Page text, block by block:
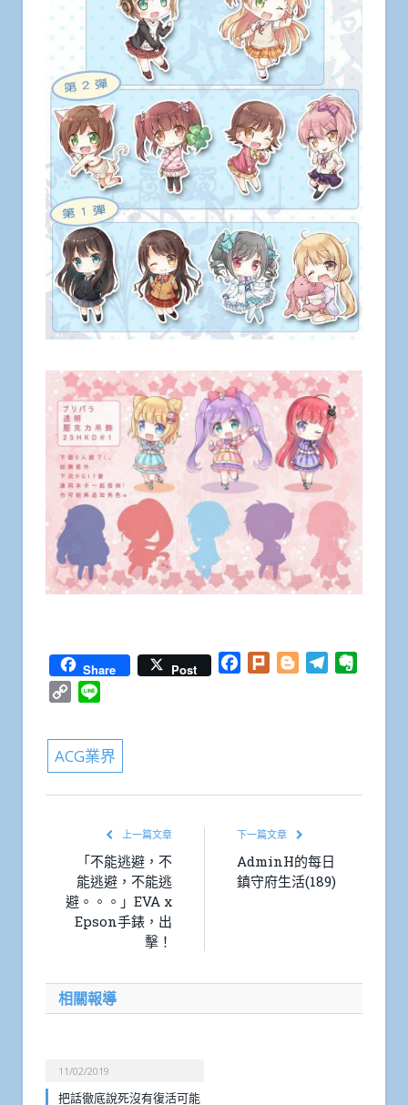
Share Post Facebook
Plurk BloggerTelegram
Copy
ACG業界
上一篇文章
「不能逃避，不
能逃避，不能逃
避。。。」EVA x
Epson手錶，出
擊！
下一篇文章
AdminH的每日
鎮守府生活(189)
相關報導
11/02/2019
把話徹底說死沒有復活可能